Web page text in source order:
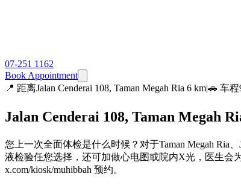
07-251 1162
Book Appointment
📍 距离Jalan Cenderai 108, Taman Megah Ria 6 km|🚗 车程
Jalan Cenderai 108, Taman Megah
您上一次全面体检是什么时候？对于Taman Megah Ria
液检验任您选择，还可加做心电图或院内X光，医生会
x.com/kiosk/muhibbah 预约。